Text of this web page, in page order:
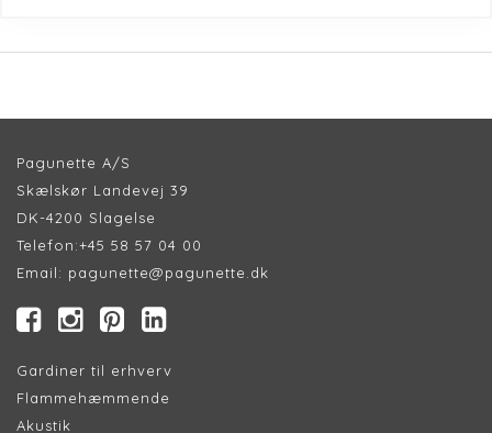
Pagunette A/S
Skælskør Landevej 39
DK-4200 Slagelse
Telefon:+45 58 57 04 00
Email: pagunette@pagunette.dk
Gardiner til erhverv
Flammehæmmende
Akustik